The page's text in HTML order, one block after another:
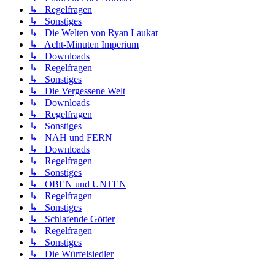
↳ Regelfragen
↳ Sonstiges
↳ Die Welten von Ryan Laukat
↳ Acht-Minuten Imperium
↳ Downloads
↳ Regelfragen
↳ Sonstiges
↳ Die Vergessene Welt
↳ Downloads
↳ Regelfragen
↳ Sonstiges
↳ NAH und FERN
↳ Downloads
↳ Regelfragen
↳ Sonstiges
↳ OBEN und UNTEN
↳ Regelfragen
↳ Sonstiges
↳ Schlafende Götter
↳ Regelfragen
↳ Sonstiges
↳ Die Würfelsiedler